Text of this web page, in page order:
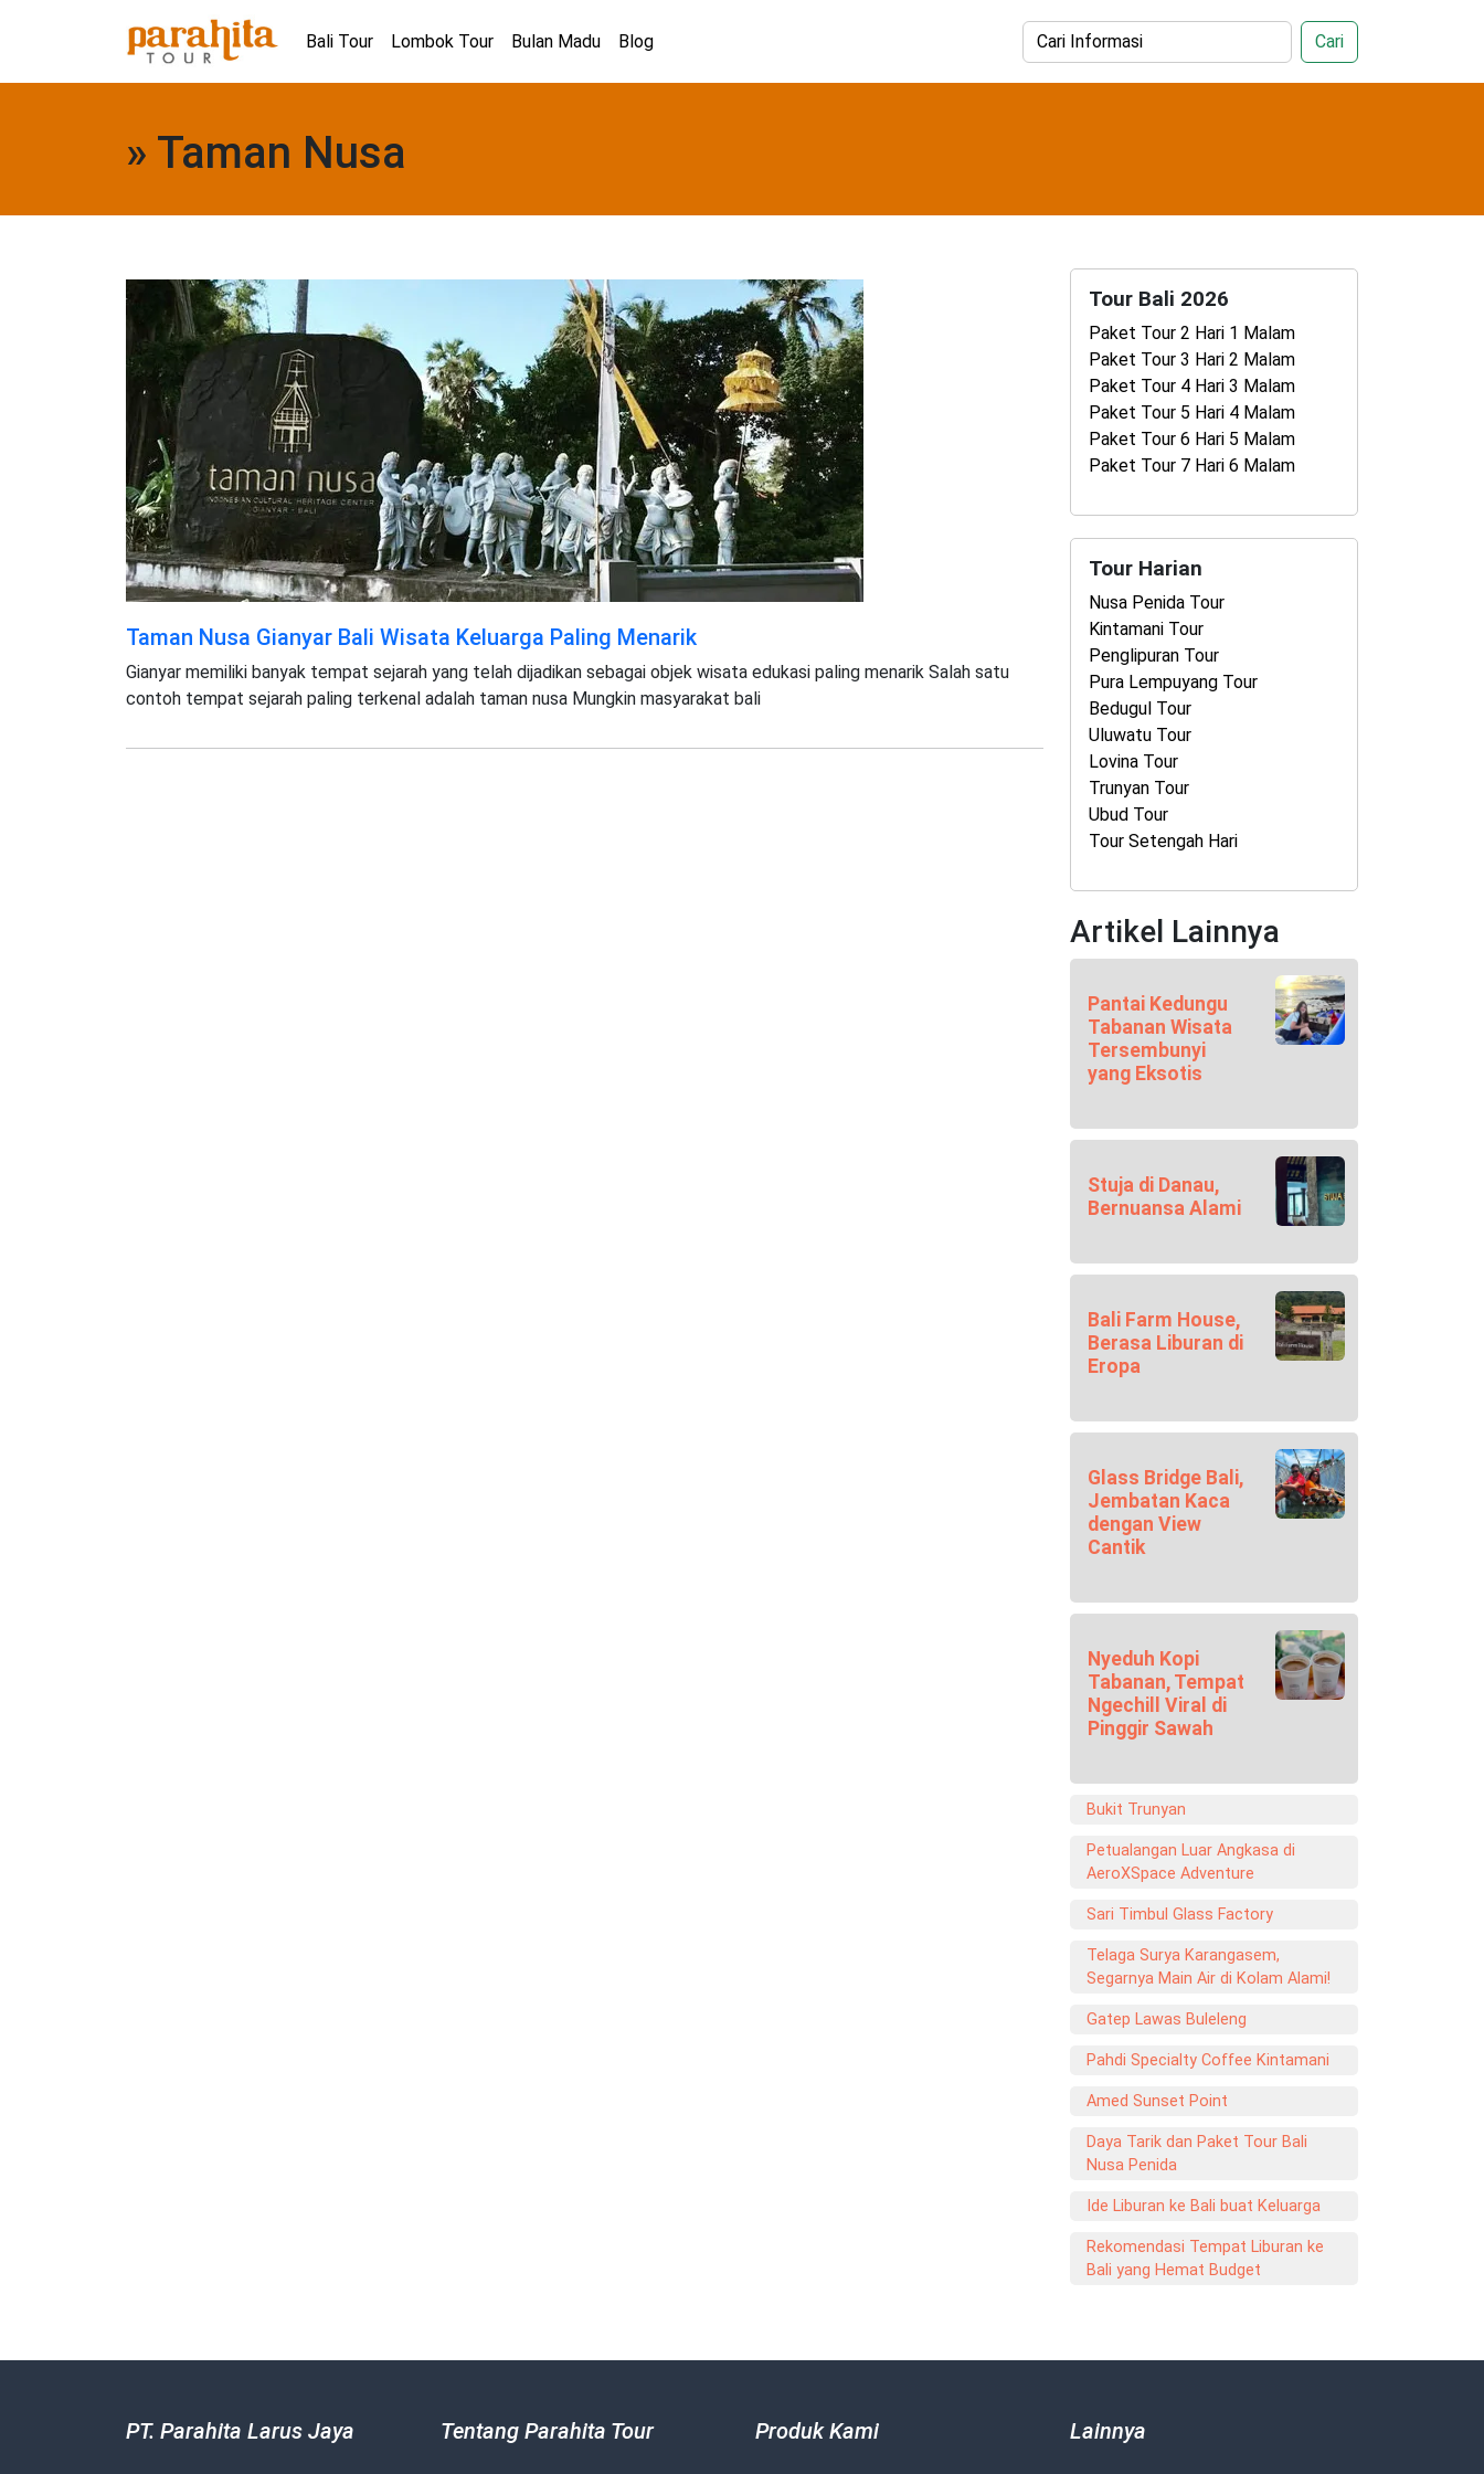
Bali Tour Lombok Tour Bulan Madu Blog Cari
» Taman Nusa
Taman Nusa Gianyar Bali Wisata Keluarga Paling Menarik
Gianyar memiliki banyak tempat sejarah yang telah dijadikan sebagai objek wisata edukasi paling menarik Salah satu
contoh tempat sejarah paling terkenal adalah taman nusa Mungkin masyarakat bali
Tour Bali 2026
Paket Tour 2 Hari 1 Malam
Paket Tour 3 Hari 2 Malam
Paket Tour 4 Hari 3 Malam
Paket Tour 5 Hari 4 Malam
Paket Tour 6 Hari 5 Malam
Paket Tour 7 Hari 6 Malam
Tour Harian
Nusa Penida Tour
Kintamani Tour
Penglipuran Tour
Pura Lempuyang Tour
Bedugul Tour
Uluwatu Tour
Lovina Tour
Trunyan Tour
Ubud Tour
Tour Setengah Hari
Artikel Lainnya
Pantai Kedungu
Tabanan Wisata
Tersembunyi
yang Eksotis
Stuja di Danau,
Bernuansa Alami
Bali Farm House,
Berasa Liburan di
Eropa
Glass Bridge Bali,
Jembatan Kaca
dengan View
Cantik
Nyeduh Kopi
Tabanan, Tempat
Ngechill Viral di
Pinggir Sawah
Bukit Trunyan
Petualangan Luar Angkasa di
AeroXSpace Adventure
Sari Timbul Glass Factory
Telaga Surya Karangasem,
Segarnya Main Air di Kolam Alami!
Gatep Lawas Buleleng
Pahdi Specialty Coffee Kintamani
Amed Sunset Point
Daya Tarik dan Paket Tour Bali
Nusa Penida
Ide Liburan ke Bali buat Keluarga
Rekomendasi Tempat Liburan ke
Bali yang Hemat Budget
PT. Parahita Larus Jaya Tentang Parahita Tour Produk Kami Lainnya